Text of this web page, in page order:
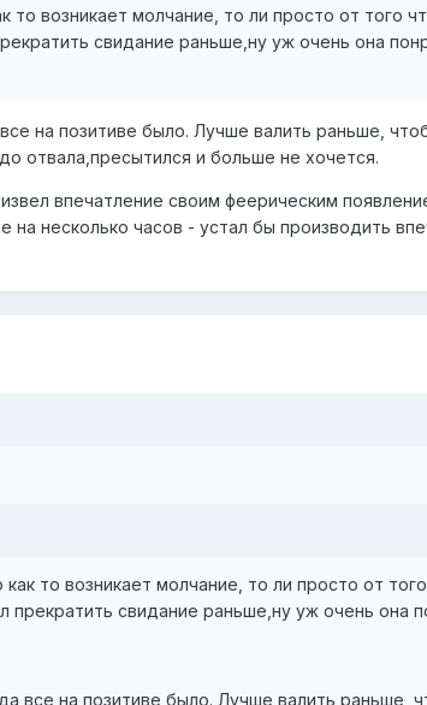
возникает молчание, то ли просто от того
свидание раньше,ну уж очень она
на позитиве было. Лучше валить раньше,
отвала,пресытился и больше не хочется.
впечатление своим феерическим
на несколько часов - устал бы производить
то возникает молчание, то ли просто от
прекратить свидание раньше,ну уж очень она
все на позитиве было. Лучше валить